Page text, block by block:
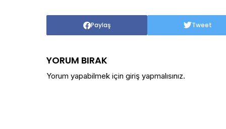
Paylaş Tweet
YORUM BIRAK
Yorum yapabilmek için giriş yapmalısınız.